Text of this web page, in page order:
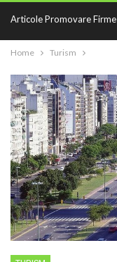
Articole Promovare Firme
Home Turism